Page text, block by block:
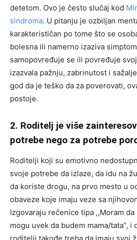
detetom. Ovo je često slučaj kod
sindroma. U pitanju je ozbiljan
karakterističan po tome što se
bolesna ili namerno izaziva
samopovređuje se ili povređuje
izazvala pažnju, zabrinutost i
god da je teško da za poverovati,
postoje.
2. Roditelj je više
potrebe nego za potrebe
Roditelji koji su emotivno
svoje potrebe da izlaze, da idu na
da koriste drogu, na prvo mesto u
obaveze koje imaju veze sa
Izgovaraju rečenice tipa ,,Moram
mogu uvek da budem mama/tata”, i